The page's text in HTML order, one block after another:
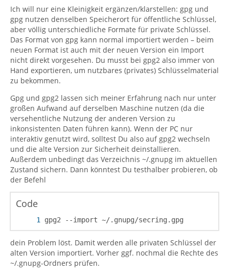
Ich will nur eine Kleinigkeit ergänzen/klarstellen: gpg und
gpg nutzen denselben Speicherort für öffentliche Schlüssel,
aber völlig unterschiedliche Formate für private Schlüssel.
Das Format von gpg kann normal importiert werden – beim
neuen Format ist auch mit der neuen Version ein Import
nicht direkt vorgesehen. Du musst bei gpg2 also immer von
Hand exportieren, um nutzbares (privates) Schlüsselmaterial
zu bekommen.
Gpg und gpg2 lassen sich meiner Erfahrung nach nur unter
großen Aufwand auf derselben Maschine nutzen (da die
versehentliche Nutzung der anderen Version zu
inkonsistenten Daten führen kann). Wenn der PC nur
interaktiv genutzt wird, solltest Du also auf gpg2 wechseln
und die alte Version zur Sicherheit deinstallieren.
Außerdem unbedingt das Verzeichnis ~/.gnupg im aktuellen
Zustand sichern. Dann könntest Du testhalber probieren, ob
der Befehl
Code
gpg2 --import ~/.gnupg/secring.gpg
dein Problem löst. Damit werden alle privaten Schlüssel der
alten Version importiert. Vorher ggf. nochmal die Rechte des
~/.gnupg-Ordners prüfen.